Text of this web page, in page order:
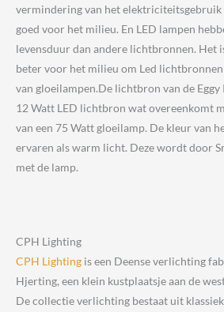
vermindering van het elektriciteitsgebruik
goed voor het milieu. En LED lampen
levensduur dan andere lichtbronnen. Het
beter voor het milieu om Led
van gloeilampen.De lichtbron van de
12 Watt LED lichtbron wat overeenkomt
van een 75 Watt gloeilamp. De kleur van
ervaren als warm licht. Deze wordt door
met de lamp.
CPH Lighting
CPH Lighting is een Deense verlichting
Hjerting, een klein kustplaatsje aan de
De collectie verlichting bestaat uit